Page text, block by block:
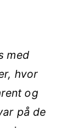
med
hvor
og
på de